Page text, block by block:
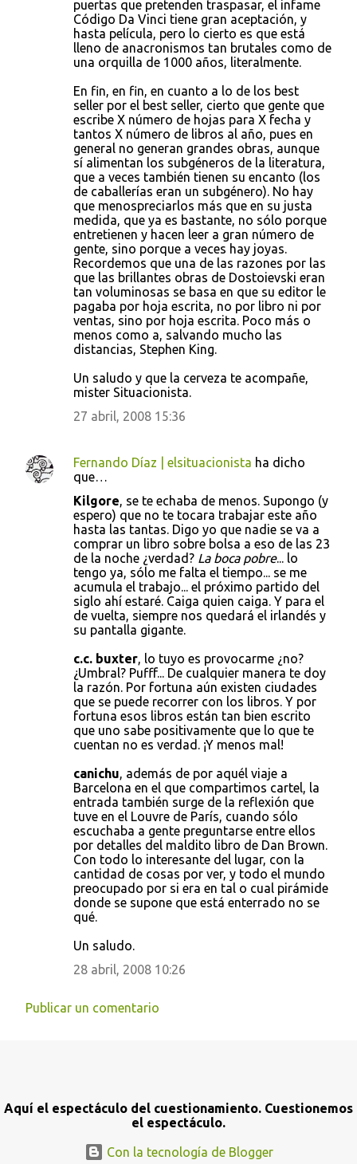
puertas que pretenden traspasar, el infame
Código Da Vinci tiene gran aceptación, y
hasta película, pero lo cierto es que está
lleno de anacronismos tan brutales como de
una orquilla de 1000 años, literalmente.
En fin, en fin, en cuanto a lo de los best
seller por el best seller, cierto que gente que
escribe X número de hojas para X fecha y
tantos X número de libros al año, pues en
general no generan grandes obras, aunque
sí alimentan los subgéneros de la literatura,
que a veces también tienen su encanto (los
de caballerías eran un subgénero). No hay
que menospreciarlos más que en su justa
medida, que ya es bastante, no sólo porque
entretienen y hacen leer a gran número de
gente, sino porque a veces hay joyas.
Recordemos que una de las razones por las
que las brillantes obras de Dostoievski eran
tan voluminosas se basa en que su editor le
pagaba por hoja escrita, no por libro ni por
ventas, sino por hoja escrita. Poco más o
menos como a, salvando mucho las
distancias, Stephen King.
Un saludo y que la cerveza te acompañe,
mister Situacionista.
27 abril, 2008 15:36
Fernando Díaz | elsituacionista ha dicho
que…
Kilgore, se te echaba de menos. Supongo (y
espero) que no te tocara trabajar este año
hasta las tantas. Digo yo que nadie se va a
comprar un libro sobre bolsa a eso de las 23
de la noche ¿verdad? La boca pobre... lo
tengo ya, sólo me falta el tiempo... se me
acumula el trabajo... el próximo partido del
siglo ahí estaré. Caiga quien caiga. Y para el
de vuelta, siempre nos quedará el irlandés y
su pantalla gigante.
c.c. buxter, lo tuyo es provocarme ¿no?
¿Umbral? Pufff... De cualquier manera te doy
la razón. Por fortuna aún existen ciudades
que se puede recorrer con los libros. Y por
fortuna esos libros están tan bien escrito
que uno sabe positivamente que lo que te
cuentan no es verdad. ¡Y menos mal!
canichu, además de por aquél viaje a
Barcelona en el que compartimos cartel, la
entrada también surge de la reflexión que
tuve en el Louvre de París, cuando sólo
escuchaba a gente preguntarse entre ellos
por detalles del maldito libro de Dan Brown.
Con todo lo interesante del lugar, con la
cantidad de cosas por ver, y todo el mundo
preocupado por si era en tal o cual pirámide
donde se supone que está enterrado no se
qué.
Un saludo.
28 abril, 2008 10:26
Publicar un comentario
Aquí el espectáculo del cuestionamiento. Cuestionemos
el espectáculo.
Con la tecnología de Blogger